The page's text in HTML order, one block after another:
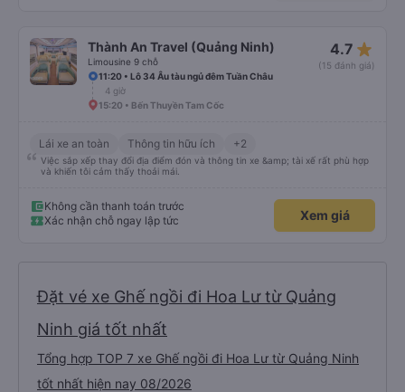
chạy quá tốc độ và không bấm còi không cần thiết. Suốt hành trình rất êm
và dễ chịu. Điểm cộng lớn là dịch vụ: tài xế đón gia đình tôi tận khách sạn và
còn chủ động đề nghị đưa chúng tôi đến đúng khách sạn ở Hạ Long, giúp tiết
kiệm thời gian và tránh phiền toái. Một chuyến đi rất thoải mái cho cả gia
đình. Tôi rất hài lòng và hoàn toàn có thể рекомендовать dịch vụ này
Thành An Travel (Quảng Ninh)
Limousine 9 chỗ
4.7 star_rate
(15 đánh giá)
11:20 • Lô 34 Âu tàu ngủ đêm Tuần Châu
4 giờ
15:20 • Bến Thuyền Tam Cốc
Lái xe an toàn Thông tin hữu ích +2
Việc sắp xếp thay đổi địa điểm đón và thông tin xe &amp; tài xế rất phù hợp
và khiến tôi cảm thấy thoải mái.
Không cần thanh toán trước
Xác nhận chỗ ngay lập tức
Xem giá
Đặt vé xe Ghế ngồi đi Hoa Lư từ Quảng
Ninh giá tốt nhất
Tổng hợp TOP 7 xe Ghế ngồi đi Hoa Lư từ Quảng Ninh
tốt nhất hiện nay 08/2026